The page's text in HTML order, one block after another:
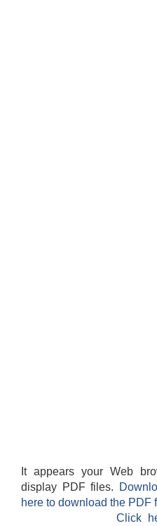
It appears your Web
display PDF files.
here to download the PDF
Click